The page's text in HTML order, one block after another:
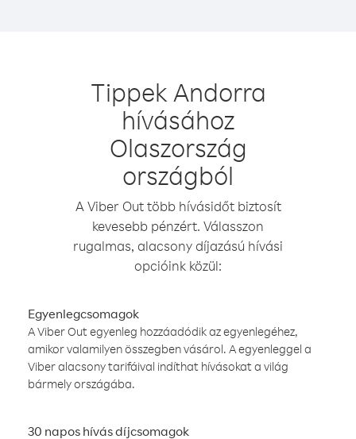
Tippek Andorra
hívásához
Olaszország
országból
A Viber Out több hívásidőt biztosít
kevesebb pénzért. Válasszon
rugalmas, alacsony díjazású hívási
opcióink közül:
Egyenlegcsomagok
A Viber Out egyenleg hozzáadódik az egyenlegéhez,
amikor valamilyen összegben vásárol. A egyenleggel a
Viber alacsony tarifáival indíthat hívásokat a világ
bármely országába.
30 napos hívás díjcsomagok